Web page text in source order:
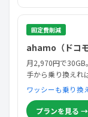
固定費削減
ahamo（ドコ
月2,970円で30GB
手から乗り換えれ
ワッシーも乗り換
プランを見る →